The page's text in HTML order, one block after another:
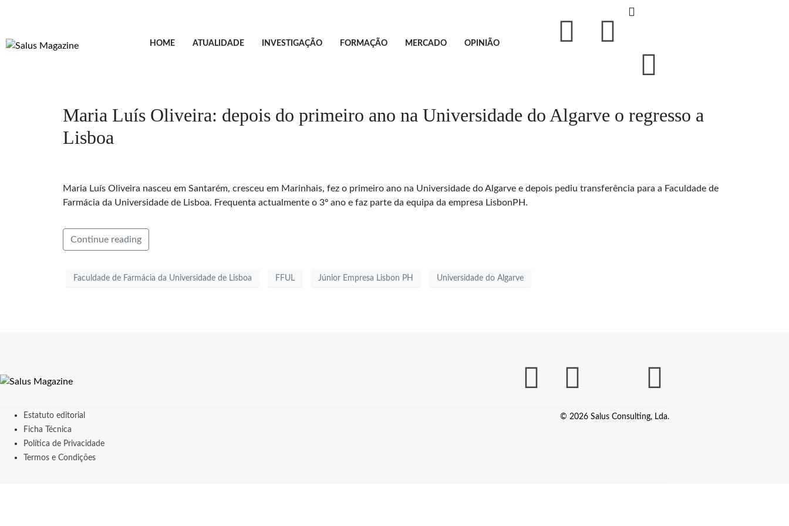
HOME ATUALIDADE INVESTIGAÇÃO FORMAÇÃO MERCADO OPINIÃO
Maria Luís Oliveira: depois do primeiro ano na Universidade do Algarve o regresso a
Lisboa
Maria Luís Oliveira nasceu em Santarém, cresceu em Marinhais, fez o primeiro ano na Universidade do Algarve e depois pediu transferência para a Faculdade de
Farmácia da Universidade de Lisboa. Frequenta actualmente o 3º ano e faz parte da equipa da empresa LisbonPH.
Continue reading
Faculdade de Farmácia da Universidade de Lisboa FFUL Júnior Empresa Lisbon PH Universidade do Algarve
Estatuto editorial
Ficha Técnica
Política de Privacidade
Termos e Condições
© 2026 Salus Consulting, Lda.